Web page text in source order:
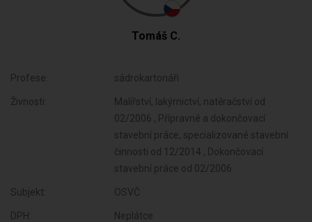
Tomáš C.
Profese: sádrokartonáři
Živnosti:
Malířství, lakýrnictví, natěračství od
02/2006 , Přípravné a dokončovací
stavební práce, specializované stavební
činnosti od 12/2014 , Dokončovací
stavební práce od 02/2006
Subjekt: OSVČ
DPH: Neplátce